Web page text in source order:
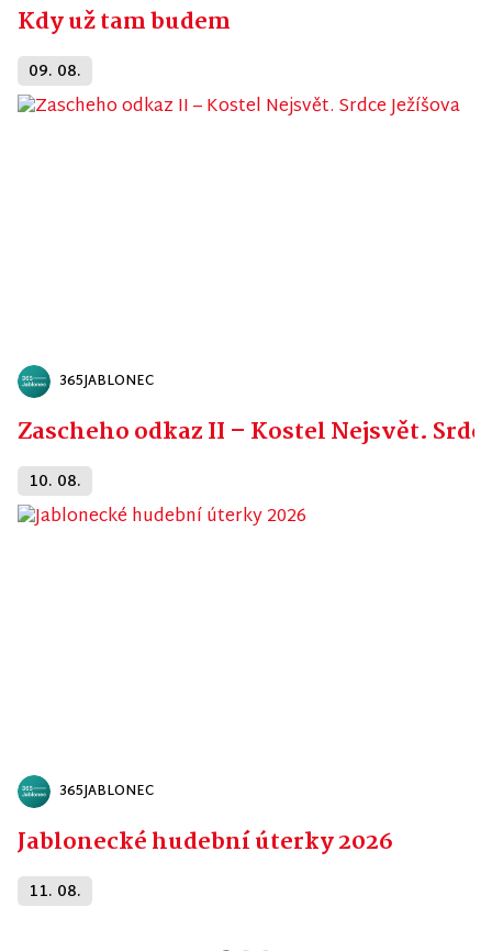
Kdy už tam budem
09. 08.
365JABLONEC
Zascheho odkaz II – Kostel Nejsvět.
10. 08.
365JABLONEC
Jablonecké hudební úterky 2026
11. 08.